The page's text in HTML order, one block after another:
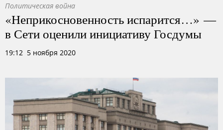
Политическая война
«Неприкосновенность испарится…» —
в Сети оценили инициативу Госдумы
19:12 5 ноября 2020